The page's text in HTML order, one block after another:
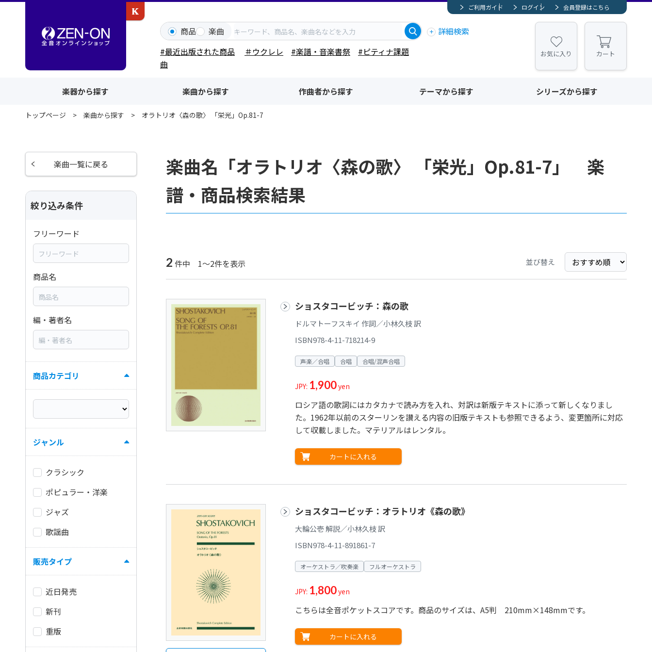
ご利用ガイド ログイン 会員登録はこちら
商品 楽曲
詳細検索
#最近出版された商品
＃ウクレレ #楽譜・音楽書祭
#ピティナ課題
曲
お気に入り カート
楽器から探す 楽曲から探す 作曲者から探す テーマから探す シリーズから探す
トップページ 楽曲から探す オラトリオ〈森の歌〉 「栄光」Op.81-7
楽曲名「オラトリオ〈森の歌〉 「栄光」Op.81-7」 楽
譜・商品検索結果
2 件中 1～2件を表示 並び替え
ショスタコービッチ：森の歌
ドルマトーフスキイ 作詞／小林久枝 訳
ISBN978-4-11-718214-9
声楽／合唱 合唱 合唱/混声合唱
JPY: 1,900yen
ロシア語の歌詞にはカタカナで読み方を入れ、対訳は新版テキストに添って新しくなりまし
た。1962年以前のスターリンを讃える内容の旧版テキストも参照できるよう、変更箇所に対応
して収載しました。マテリアルはレンタル。
カートに入れる
ショスタコービッチ：オラトリオ《森の歌》
大輪公壱 解説／小林久枝 訳
ISBN978-4-11-891861-7
オーケストラ／吹奏楽 フルオーケストラ
JPY: 1,800yen
こちらは全音ポケットスコアです。商品のサイズは、A5判 210mm×148mmです。
カートに入れる
楽曲一覧に戻る
絞り込み条件
フリーワード
商品名
編・著者名
商品カテゴリ
ジャンル
クラシック
ポピュラー・洋楽
ジャズ
歌謡曲
販売タイプ
近日発売
新刊
重版